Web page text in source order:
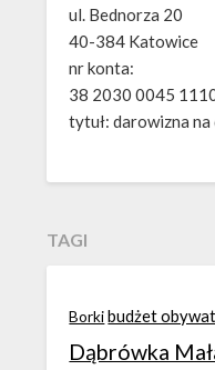
ul. Bednorza 20
40-384 Katowice
nr konta:
38 2030 0045
tytuł: darowizna
TAGI
Borki budżet
Dąbrówka